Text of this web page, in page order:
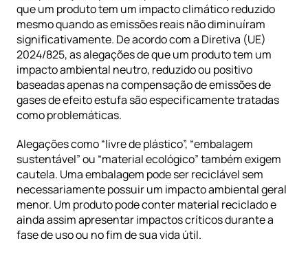
que um produto tem um impacto climático reduzido
mesmo quando as emissões reais não diminuíram
significativamente. De acordo com a Diretiva (UE)
2024/825, as alegações de que um produto tem um
impacto ambiental neutro, reduzido ou positivo
baseadas apenas na compensação de emissões de
gases de efeito estufa são especificamente tratadas
como problemáticas.
Alegações como “livre de plástico”, “embalagem
sustentável” ou “material ecológico” também exigem
cautela. Uma embalagem pode ser reciclável sem
necessariamente possuir um impacto ambiental geral
menor. Um produto pode conter material reciclado e
ainda assim apresentar impactos críticos durante a
fase de uso ou no fim de sua vida útil.